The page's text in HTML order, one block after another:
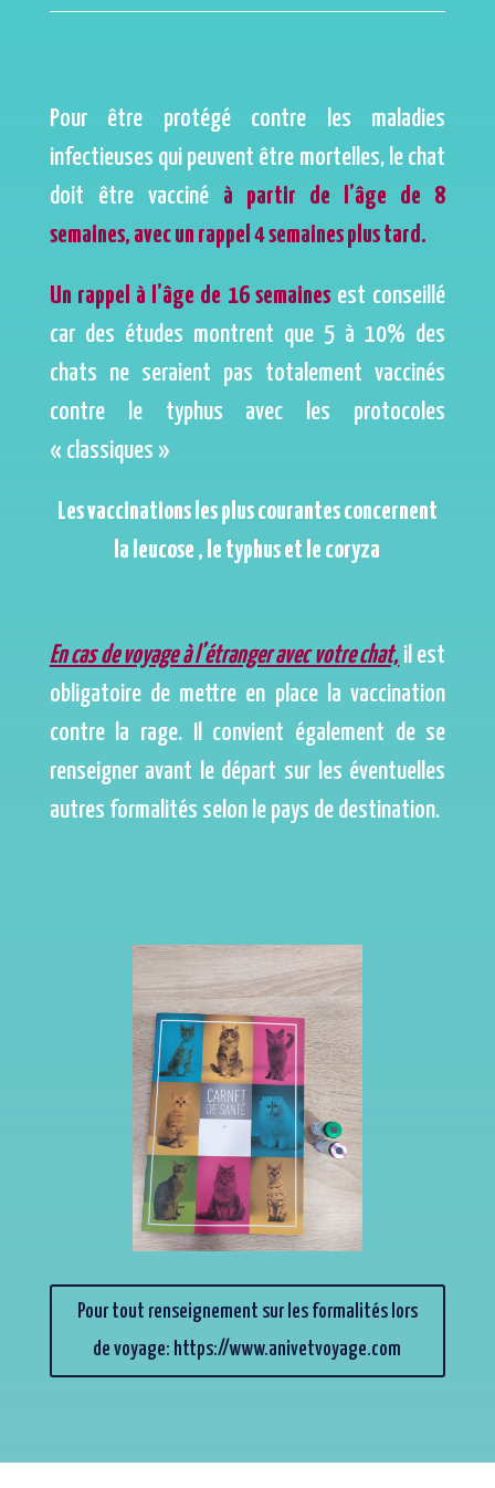
Pour être protégé contre les maladies
infectieuses qui peuvent être mortelles, le chat
doit être vacciné à partir de l’âge de 8
semaines, avec un rappel 4 semaines plus tard.
Un rappel à l’âge de 16 semainesest conseillé
car des études montrent que 5 à 10% des
chats ne seraient pas totalement vaccinés
contre le typhus avec les protocoles
« classiques »
Les vaccinations les plus courantes concernent
la leucose , le typhus et le coryza
En cas de voyage à l’étranger avec votre chat, il est
obligatoire de mettre en place la vaccination
contre la rage. Il convient également de se
renseigner avant le départ sur les éventuelles
autres formalités selon le pays de destination.
Pour tout renseignement sur les formalités lors
de voyage: https://www.anivetvoyage.com